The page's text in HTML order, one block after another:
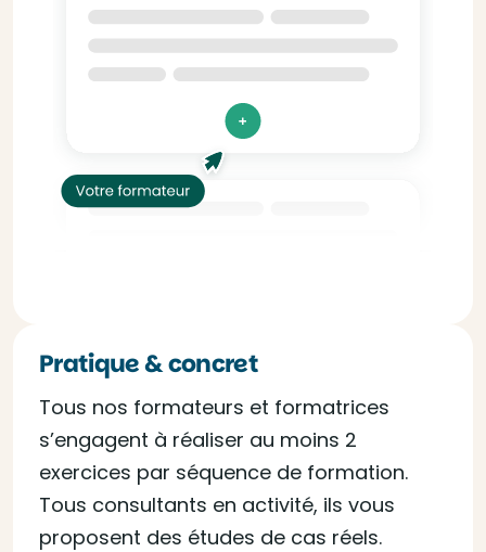
Pratique & concret
Tous nos formateurs et formatrices
s’engagent à réaliser au moins 2
exercices par séquence de formation.
Tous consultants en activité, ils vous
proposent des études de cas réels.